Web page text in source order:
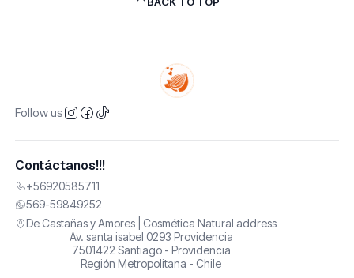
Follow us
Contáctanos!!!
+56920585711
569-59849252
De Castañas y Amores | Cosmética Natural address
Av. santa isabel 0293 Providencia
7501422 Santiago - Providencia
Región Metropolitana - Chile